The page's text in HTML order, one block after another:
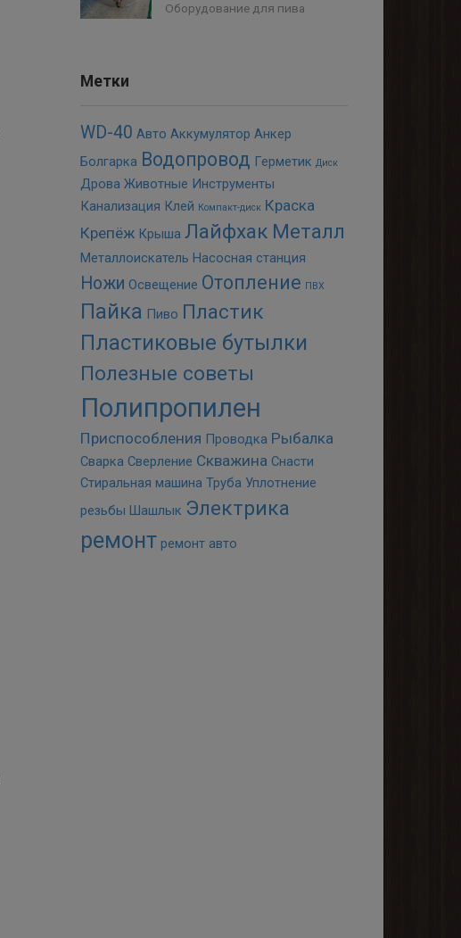
Оборудование для пива
Метки
WD-40 Авто Аккумулятор Анкер
Болгарка Водопровод Герметик Диск
Дрова Животные Инструменты
Канализация Клей Компакт-диск Краска
Крепёж Крыша Лайфхак Металл
Металлоискатель Насосная станция
Ножи Освещение Отопление ПВХ
Пайка Пиво Пластик
Пластиковые бутылки
Полезные советы
Полипропилен
Приспособления Проводка Рыбалка
Сварка Сверление Скважина Снасти
Стиральная машина Труба Уплотнение
резьбы Шашлык Электрика
ремонт ремонт авто